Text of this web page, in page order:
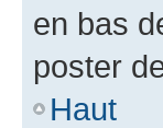
en bas
poster
Haut